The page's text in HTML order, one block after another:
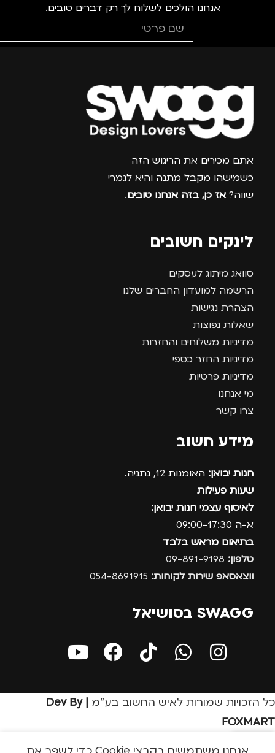
אנחנו הולכים לשלוח לך רק דברים טובים.
צרפו אותי למועדון
אתם מכירים את הריגוש הזה
כשמישהו מקבל מתנה והיא לגמרי
שווה? אז כן, בזה אנחנו טובים.
לינקים חשובים
סוואג מיתוג לעסקים
הרשמה למועדון החברים שלנו
הצהרת נגישות
שאלות נפוצות
מדיניות משלוחים והחזרות
מדיניות החזר כספי
מדיניות פרטיות
מי אנחנו
צרו קשר
מידע חשוב
חנות יבואן: האומנות 12, נתניה.
שעות פעילות
לאיסוף עצמי חנות יבואן:
א-ה 09:00-17:30
בתיאום מראש בלבד
טלפון:
ווצאסאפ שירות לקוחות:
SWAGG בסושיאל
כל הזכויות שמורות לאיש החשוב בע״מ
| Dev By
FOXMART